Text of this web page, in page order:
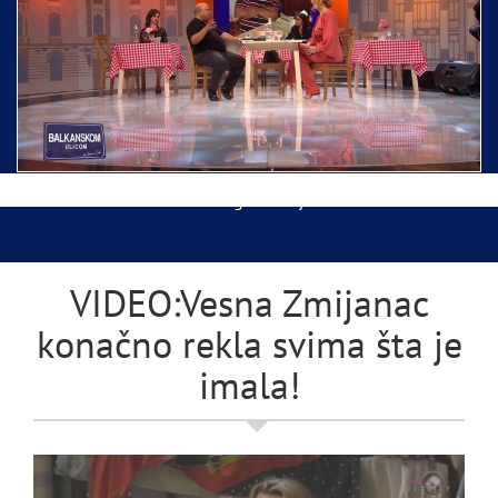
Ispraćaj Pojasa Presvete Bogorodice danas iz
Hrama Svetog Save
VIDEO:Vesna Zmijanac
konačno rekla svima šta je
imala!